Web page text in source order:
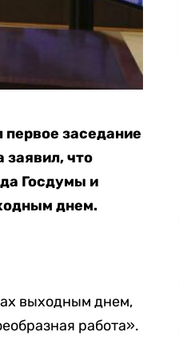
заседание
заявил, что
Госдумы и
днем.
выходным днем,
работа».